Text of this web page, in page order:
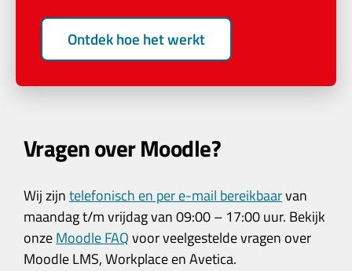
Ontdek hoe het werkt
Vragen over Moodle?
Wij zijntelefonisch en per e-mail bereikbaarvan
maandag t/m vrijdag van 09:00 – 17:00 uur. Bekijk
onzeMoodle FAQvoor veelgestelde vragen over
Moodle LMS, Workplace en Avetica.